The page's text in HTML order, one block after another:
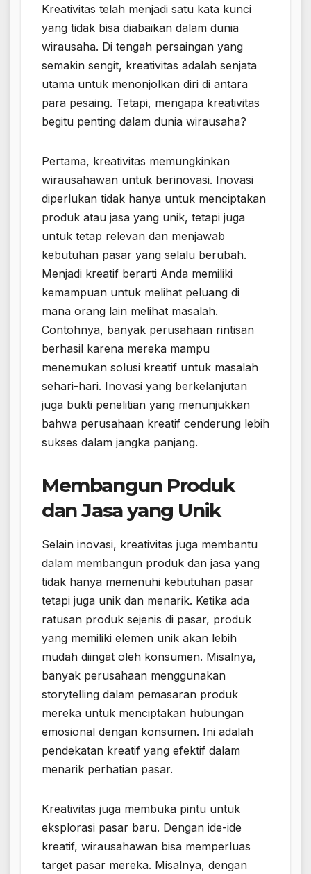
Kreativitas telah menjadi satu kata kunci
yang tidak bisa diabaikan dalam dunia
wirausaha. Di tengah persaingan yang
semakin sengit, kreativitas adalah senjata
utama untuk menonjolkan diri di antara
para pesaing. Tetapi, mengapa kreativitas
begitu penting dalam dunia wirausaha?
Pertama, kreativitas memungkinkan
wirausahawan untuk berinovasi. Inovasi
diperlukan tidak hanya untuk menciptakan
produk atau jasa yang unik, tetapi juga
untuk tetap relevan dan menjawab
kebutuhan pasar yang selalu berubah.
Menjadi kreatif berarti Anda memiliki
kemampuan untuk melihat peluang di
mana orang lain melihat masalah.
Contohnya, banyak perusahaan rintisan
berhasil karena mereka mampu
menemukan solusi kreatif untuk masalah
sehari-hari. Inovasi yang berkelanjutan
juga bukti penelitian yang menunjukkan
bahwa perusahaan kreatif cenderung lebih
sukses dalam jangka panjang.
Membangun Produk
dan Jasa yang Unik
Selain inovasi, kreativitas juga membantu
dalam membangun produk dan jasa yang
tidak hanya memenuhi kebutuhan pasar
tetapi juga unik dan menarik. Ketika ada
ratusan produk sejenis di pasar, produk
yang memiliki elemen unik akan lebih
mudah diingat oleh konsumen. Misalnya,
banyak perusahaan menggunakan
storytelling dalam pemasaran produk
mereka untuk menciptakan hubungan
emosional dengan konsumen. Ini adalah
pendekatan kreatif yang efektif dalam
menarik perhatian pasar.
Kreativitas juga membuka pintu untuk
eksplorasi pasar baru. Dengan ide-ide
kreatif, wirausahawan bisa memperluas
target pasar mereka. Misalnya, dengan